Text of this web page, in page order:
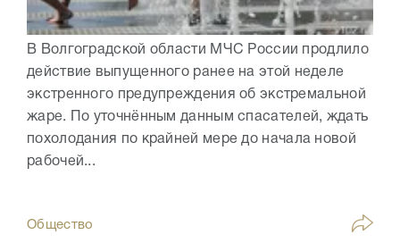
В Волгоградской области МЧС России продлило
действие выпущенного ранее на этой неделе
экстренного предупреждения об экстремальной
жаре. По уточнённым данным спасателей, ждать
похолодания по крайней мере до начала новой
рабочей...
Общество